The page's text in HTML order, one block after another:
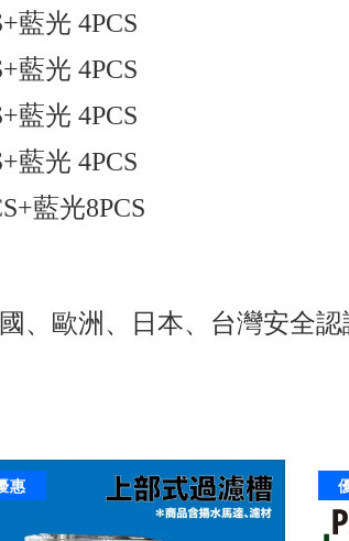
藍光 4PCS
藍光 4PCS
藍光 4PCS
藍光 4PCS
藍光8PCS
、歐洲、日本、台灣安全認
惠